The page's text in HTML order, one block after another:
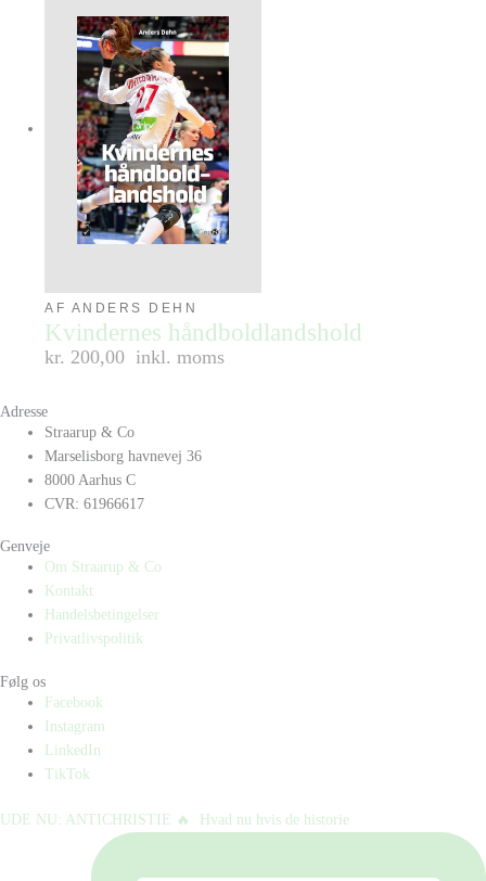
AF ANDERS DEHN
Kvindernes håndboldlandshold
kr. 200,00 inkl. moms
Adresse
Straarup & Co
Marselisborg havnevej 36
8000 Aarhus C
CVR: 61966617
Genveje
Om Straarup & Co
Kontakt
Handelsbetingelser
Privatlivspolitik
Følg os
Facebook
Instagram
LinkedIn
TikTok
UDE NU: ANTICHRISTIE 🔥⁠ ⁠ Hvad nu hvis de historie